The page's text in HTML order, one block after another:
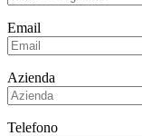
Email
Azienda
Telefono